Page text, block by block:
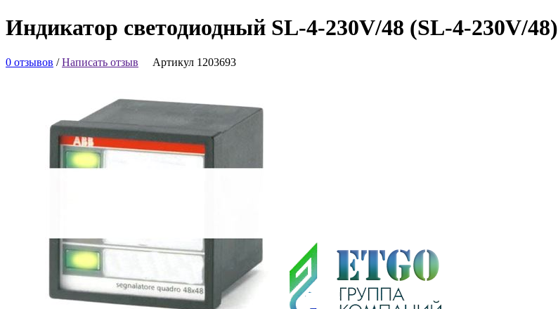
Индикатор светодиодный SL-4-230V/48 (SL-4-230V/48)
0 отзывов /Написать отзыв Артикул 1203693